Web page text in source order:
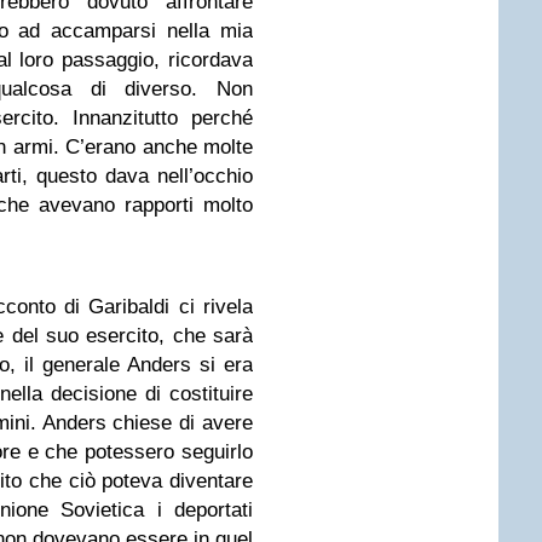
ad accamparsi nella mia
loro passaggio, ricordava
di diverso. Non
Innanzitutto perché
C’erano anche molte
questo dava nell’occhio
avevano rapporti molto
di Garibaldi ci rivela
del suo esercito, che sarà
il generale Anders si era
decisione di costituire
Anders chiese di avere
e che potessero seguirlo
che ciò poteva diventare
Sovietica i deportati